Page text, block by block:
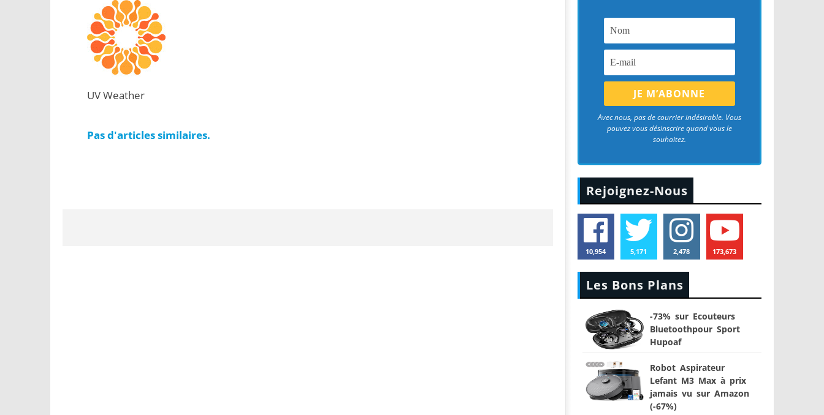
UV Weather
Pas d'articles similaires.
Avec nous, pas de courrier indésirable. Vous
pouvez vous désinscrire quand vous le
souhaitez.
Rejoignez-Nous
10,954 5,171 2,478 173,673
Les Bons Plans
-73% sur Ecouteurs
Bluetoothpour Sport
Hupoaf
Robot Aspirateur
Lefant M3 Max à prix
jamais vu sur Amazon
(-67%)